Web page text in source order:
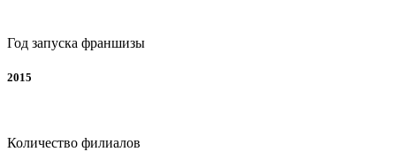
Год запуска франшизы
2015
Количество филиалов